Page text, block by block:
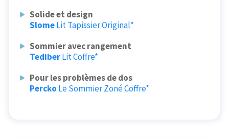
Solide et design
SlomeLit Tapissier Original*
Sommier avec rangement
TediberLit Coffre*
Pour les problèmes de dos
Percko Le Sommier Zoné Coffre*